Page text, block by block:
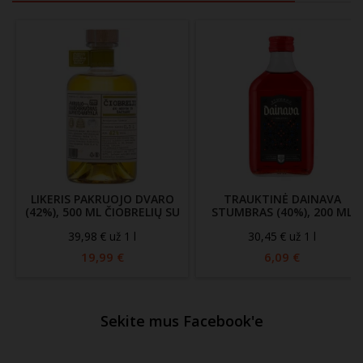
LIKERIS PAKRUOJO DVARO
(42%), 500 ML ČIOBRELIŲ SU
39,98 € už 1 l
19,99 €
TRAUKTINĖ DAINAVA
STUMBRAS (40%), 200 ML
30,45 € už 1 l
6,09 €
Sekite mus Facebook'e